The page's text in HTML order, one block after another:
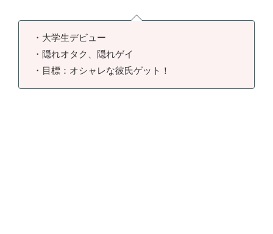
・大学生デビュー
・隠れオタク、隠れゲイ
・目標：オシャレな彼氏ゲット！